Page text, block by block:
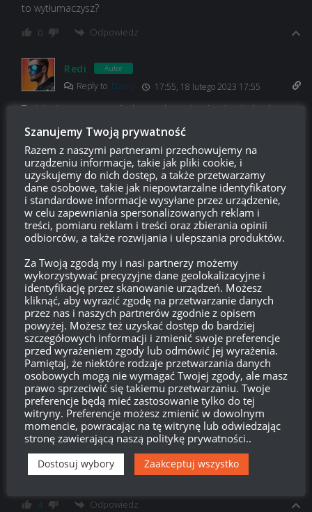
to wytłumaczysz?
0 Odpowiedz
Redi Autor
Reply to Dzony 17:55, 18 lutego 2023 17:55
To jak nie masz powtórek to wskaż mi gwiazdy z których mam
Ci wyczytać odpowiedź.
Ale naprawdę co ja ci powiem po jednym screenie?
1 Odpowiedz
Brytyjskielajty 15:39, 17 lutego 2023 15:39
13 Odpowiedz
hahha 15:34, 17 lutego 2023 15:34
czemu na polskom strone jest wrzucany angielski film? Nic
nie rozumiem!
-11 Odpowiedz
Popek
Reply tohahha 15:38, 17 lutego 2023 15:38
4 Odpowiedz
Szanujemy Twoją prywatność
Razem z naszymi partnerami przechowujemy na
urządzeniu informacje, takie jak pliki cookie, i
uzyskujemy do nich dostęp, a także przetwarzamy
dane osobowe, takie jak niepowtarzalne identyfikatory
i standardowe informacje wysyłane przez urządzenie,
w celu zapewniania spersonalizowanych reklam i
treści, pomiaru reklam i treści oraz zbierania opinii
odbiorców, a także rozwijania i ulepszania produktów.
Za Twoją zgodą my i nasi partnerzy możemy
wykorzystywać precyzyjne dane geolokalizacyjne i
identyfikację przez skanowanie urządzeń. Możesz
kliknąć, aby wyrazić zgodę na przetwarzanie danych
przez nas i naszych partnerów zgodnie z opisem
powyżej. Możesz też uzyskać dostęp do bardziej
szczegółowych informacji i zmienić swoje preferencje
przed wyrażeniem zgody lub odmówić jej wyrażenia.
Pamiętaj, że niektóre rodzaje przetwarzania danych
osobowych mogą nie wymagać Twojej zgody, ale masz
prawo sprzeciwić się takiemu przetwarzaniu. Twoje
preferencje będą mieć zastosowanie tylko do tej
witryny. Preferencje możesz zmienić w dowolnym
momencie, powracając na tę witrynę lub odwiedzając
stronę zawierającą naszą politykę prywatności..
Dostosuj wybory Zaakceptuj wszystko